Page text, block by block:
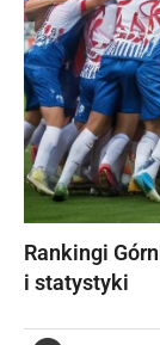
Rankingi
i statystyki